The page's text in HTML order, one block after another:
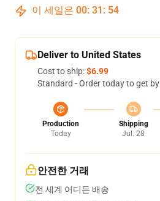
이 세일은 00: 31 : 53
Deliver to United States
Cost to ship:$6.99
Standard - Order today to get by
Production
Today
Shipping
Jul. 28
안전한 거래
전 세계 어디든 배송